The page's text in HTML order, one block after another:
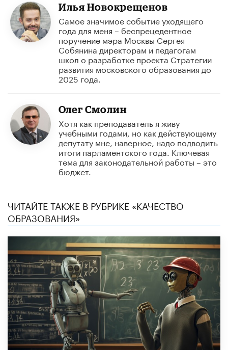
Илья Новокрещенов
Самое значимое событие уходящего
года для меня – беспрецедентное
поручение мэра Москвы Сергея
Собянина директорам и педагогам
школ о разработке проекта Стратегии
развития московского образования до
2025 года.
Олег Смолин
Хотя как преподаватель я живу
учебными годами, но как действующему
депутату мне, наверное, надо подводить
итоги парламентского года. Ключевая
тема для законодательной работы – это
бюджет.
ЧИТАЙТЕ ТАКЖЕ В РУБРИКЕ «КАЧЕСТВО
ОБРАЗОВАНИЯ»